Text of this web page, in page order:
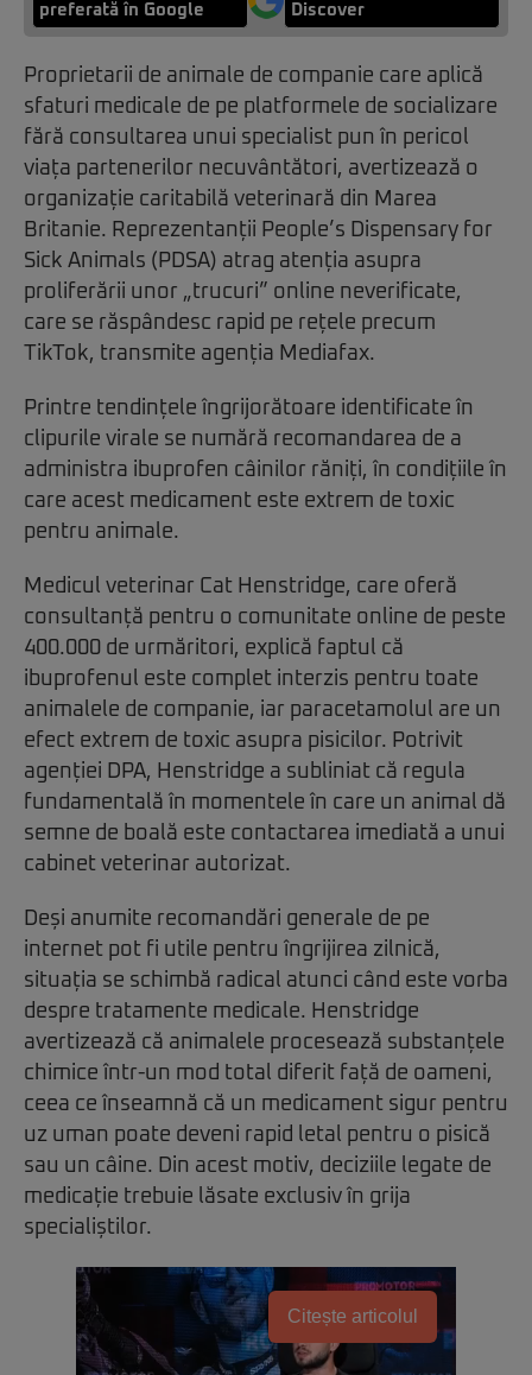
preferată în Google
Discover
Proprietarii de animale de companie care aplică
sfaturi medicale de pe platformele de socializare
fără consultarea unui specialist pun în pericol
viața partenerilor necuvântători, avertizează o
organizație caritabilă veterinară din Marea
Britanie. Reprezentanții People’s Dispensary for
Sick Animals (PDSA) atrag atenția asupra
proliferării unor „trucuri” online neverificate,
care se răspândesc rapid pe rețele precum
TikTok, transmite agenția Mediafax.
Printre tendințele îngrijorătoare identificate în
clipurile virale se numără recomandarea de a
administra ibuprofen câinilor răniți, în condițiile în
care acest medicament este extrem de toxic
pentru animale.
Medicul veterinar Cat Henstridge, care oferă
consultanță pentru o comunitate online de peste
400.000 de urmăritori, explică faptul că
ibuprofenul este complet interzis pentru toate
animalele de companie, iar paracetamolul are un
efect extrem de toxic asupra pisicilor. Potrivit
agenției DPA, Henstridge a subliniat că regula
fundamentală în momentele în care un animal dă
semne de boală este contactarea imediată a unui
cabinet veterinar autorizat.
Deși anumite recomandări generale de pe
internet pot fi utile pentru îngrijirea zilnică,
situația se schimbă radical atunci când este vorba
despre tratamente medicale. Henstridge
avertizează că animalele procesează substanțele
chimice într-un mod total diferit față de oameni,
ceea ce înseamnă că un medicament sigur pentru
uz uman poate deveni rapid letal pentru o pisică
sau un câine. Din acest motiv, deciziile legate de
medicație trebuie lăsate exclusiv în grija
specialiștilor.
Citește articolul